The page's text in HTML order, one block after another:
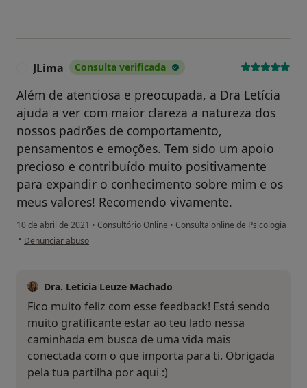
JLima Consulta verificada
Além de atenciosa e preocupada, a Dra Letícia
ajuda a ver com maior clareza a natureza dos
nossos padrões de comportamento,
pensamentos e emoções. Tem sido um apoio
precioso e contribuído muito positivamente
para expandir o conhecimento sobre mim e os
meus valores! Recomendo vivamente.
10 de abril de 2021 • Consultório Online • Consulta online de Psicologia
• na opinião do utilizador JLima
Denunciar abuso
Dra. Leticia Leuze Machado
Fico muito feliz com esse feedback! Está sendo
muito gratificante estar ao teu lado nessa
caminhada em busca de uma vida mais
conectada com o que importa para ti. Obrigada
pela tua partilha por aqui :)